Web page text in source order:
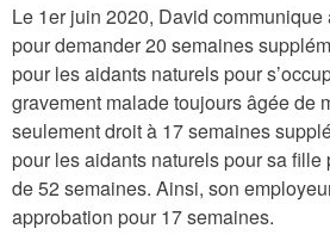
Le 1er juin 2020, David
pour demander 20 semaines
pour les aidants naturels pour
gravement malade toujours âgée de
seulement droit à 17 semaines
pour les aidants naturels pour sa
de 52 semaines. Ainsi, son
approbation pour 17 semaines.